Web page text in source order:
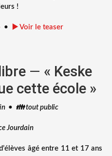
!
• ▶️ Voir le teaser
— « Keske
cette école »
• 👪 tout public
Jourdain
âgé entre 11 et 17 ans